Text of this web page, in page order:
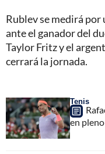
Rublev se medirá por
ante el ganador del
Taylor Fritz y el
cerrará la jornada.
Tenis
en